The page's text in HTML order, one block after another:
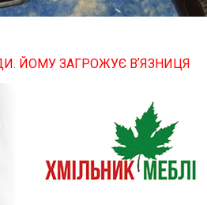
ЙОМУ ЗАГРОЖУЄ ВʼЯЗНИЦЯ